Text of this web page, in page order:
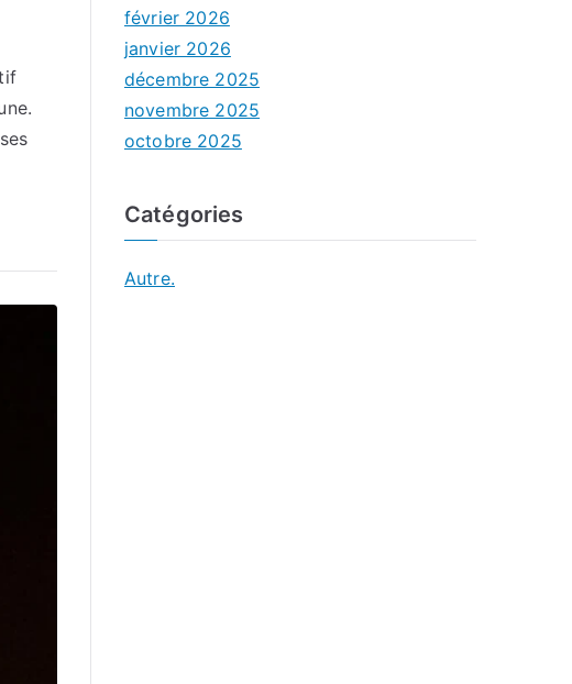
février 2026
janvier 2026
décembre 2025
novembre 2025
octobre 2025
Catégories
Autre.